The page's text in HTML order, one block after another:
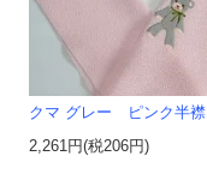
クマ グレー ピンク半襟
2,261円(税206円)